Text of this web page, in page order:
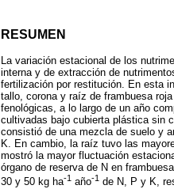
RESUMEN
La variación estacional de los
interna y de extracción de
fertilización por restitución. En esta
tallo, corona y raíz de frambuesa
fenológicas, a lo largo de un año
cultivadas bajo cubierta plástica sin
consistió de una mezcla de suelo y
K. En cambio, la raíz tuvo las
mostró la mayor fluctuación
órgano de reserva de N en
30 y 50 kg ha-1 año-1 de N, P y K,